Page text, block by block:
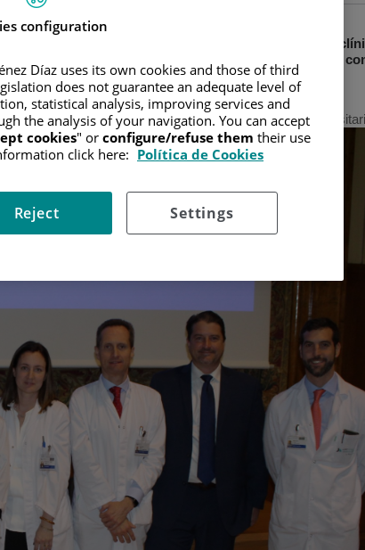
fundamentando su introducción en la práctica
a los fármacos antitumorales; aumentar la
terapéuticas a medida
28 de noviembre de 2018 /Hospital
configuration
Díaz uses its own cookies and those of third
does not guarantee an adequate level of
statistical analysis, improving services and
the analysis of your navigation. You can accept
cookies" or configure/refuse them their use
click here: Política de Cookies
Settings
Reject